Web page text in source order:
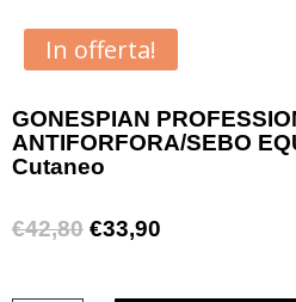
In offerta!
GONESPIAN
ANTIFORFORA/SEBO
Cutaneo
€42,80 Il
€33,90